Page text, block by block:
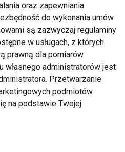
Chłodnik proteinowy z
pieczonych buraków i
skyru – lekki obiad na
upalne dni
oraz zapewniania
do wykonania umów
są zazwyczaj regulaminy
w usługach, z których
prawną dla pomiarów
własnego administratorów jest
Przetwarzanie
podmiotów
na podstawie Twojej